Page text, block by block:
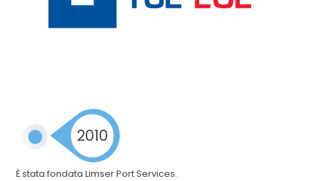
2010
È stata fondata Limser Port Services.